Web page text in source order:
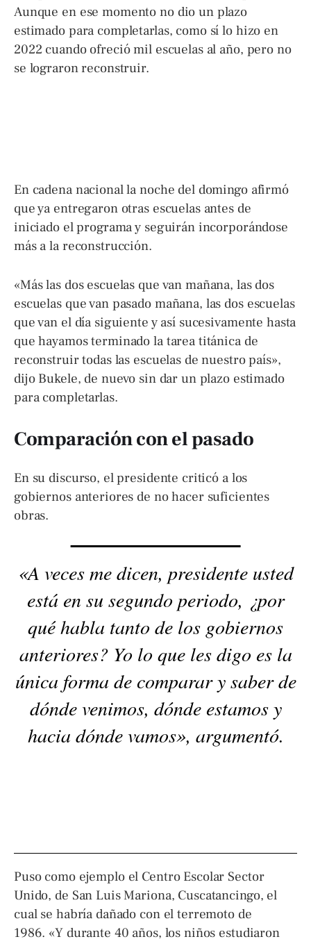
Aunque en ese momento no dio un plazo
estimado para completarlas, como sí lo hizo en
2022 cuando ofreció mil escuelas al año, pero no
se lograron reconstruir.
En cadena nacional la noche del domingo afirmó
que ya entregaron otras escuelas antes de
iniciado el programa y seguirán incorporándose
más a la reconstrucción.
«Más las dos escuelas que van mañana, las dos
escuelas que van pasado mañana, las dos escuelas
que van el día siguiente y así sucesivamente hasta
que hayamos terminado la tarea titánica de
reconstruir todas las escuelas de nuestro país»,
dijo Bukele, de nuevo sin dar un plazo estimado
para completarlas.
Comparación con el pasado
En su discurso, el presidente criticó a los
gobiernos anteriores de no hacer suficientes
obras.
«A veces me dicen, presidente usted
está en su segundo periodo, ¿por
qué habla tanto de los gobiernos
anteriores? Yo lo que les digo es la
única forma de comparar y saber de
dónde venimos, dónde estamos y
hacia dónde vamos», argumentó.
Puso como ejemplo el Centro Escolar Sector
Unido, de San Luis Mariona, Cuscatancingo, el
cual se habría dañado con el terremoto de
1986. «Y durante 40 años, los niños estudiaron